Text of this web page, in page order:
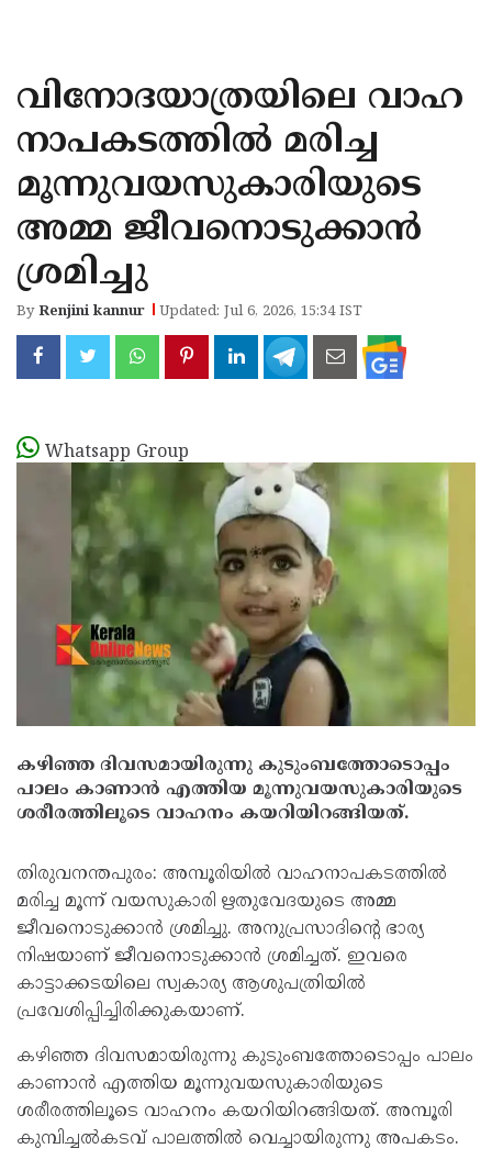
KANNUR
KASARAGOD
വിനോദയാത്രയിലെ വാഹ
നാപകടത്തിൽ മരിച്ച
മൂന്നുവയസുകാരിയുടെ
അമ്മ ജീവനൊടുക്കാൻ
ശ്രമിച്ചു
ByRenjini kannur Updated: Jul 6, 2026, 15:34 IST
Whatsapp Group
കഴിഞ്ഞ ദിവസമായിരുന്നു കുടുംബത്തോടൊപ്പം
പാലം കാണാന്‍ എത്തിയ മൂന്നുവയസുകാരിയുടെ
ശരീരത്തിലൂടെ വാഹനം കയറിയിറങ്ങിയത്.
തിരുവനന്തപുരം: അമ്പൂരിയില്‍ വാഹനാപകടത്തില്‍
മരിച്ച മൂന്ന് വയസുകാരി ഋതുവേദയുടെ അമ്മ
ജീവനൊടുക്കാന്‍ ശ്രമിച്ചു. അനുപ്രസാദിന്റെ ഭാര്യ
നിഷയാണ് ജീവനൊടുക്കാന്‍ ശ്രമിച്ചത്. ഇവരെ
കാട്ടാക്കടയിലെ സ്വകാര്യ ആശുപത്രിയില്‍
പ്രവേശിപ്പിച്ചിരിക്കുകയാണ്.
കഴിഞ്ഞ ദിവസമായിരുന്നു കുടുംബത്തോടൊപ്പം പാലം
കാണാന്‍ എത്തിയ മൂന്നുവയസുകാരിയുടെ
ശരീരത്തിലൂടെ വാഹനം കയറിയിറങ്ങിയത്. അമ്പൂരി
കുമ്പിച്ചല്‍കടവ് പാലത്തില്‍ വെച്ചായിരുന്നു അപകടം.